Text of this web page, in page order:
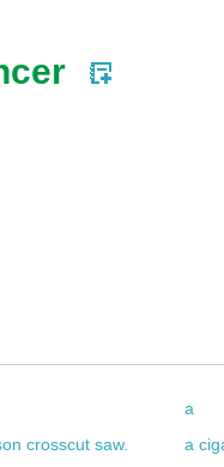
：
a
crosscut saw.
a